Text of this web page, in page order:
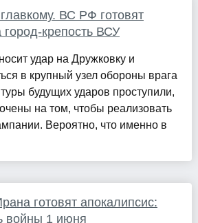
ВС РФ готовят
город-крепость ВСУ
удар на Дружковку и
в крупный узел обороны врага
будущих ударов проступили,
на том, чтобы реализовать
Вероятно, что именно в
готовят апокалипсис:
войны 1 июня